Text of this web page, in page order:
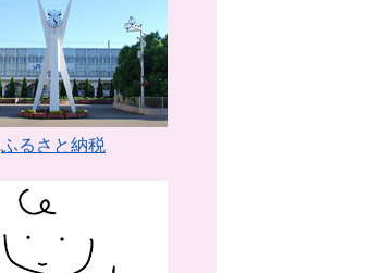
ふるさと納税